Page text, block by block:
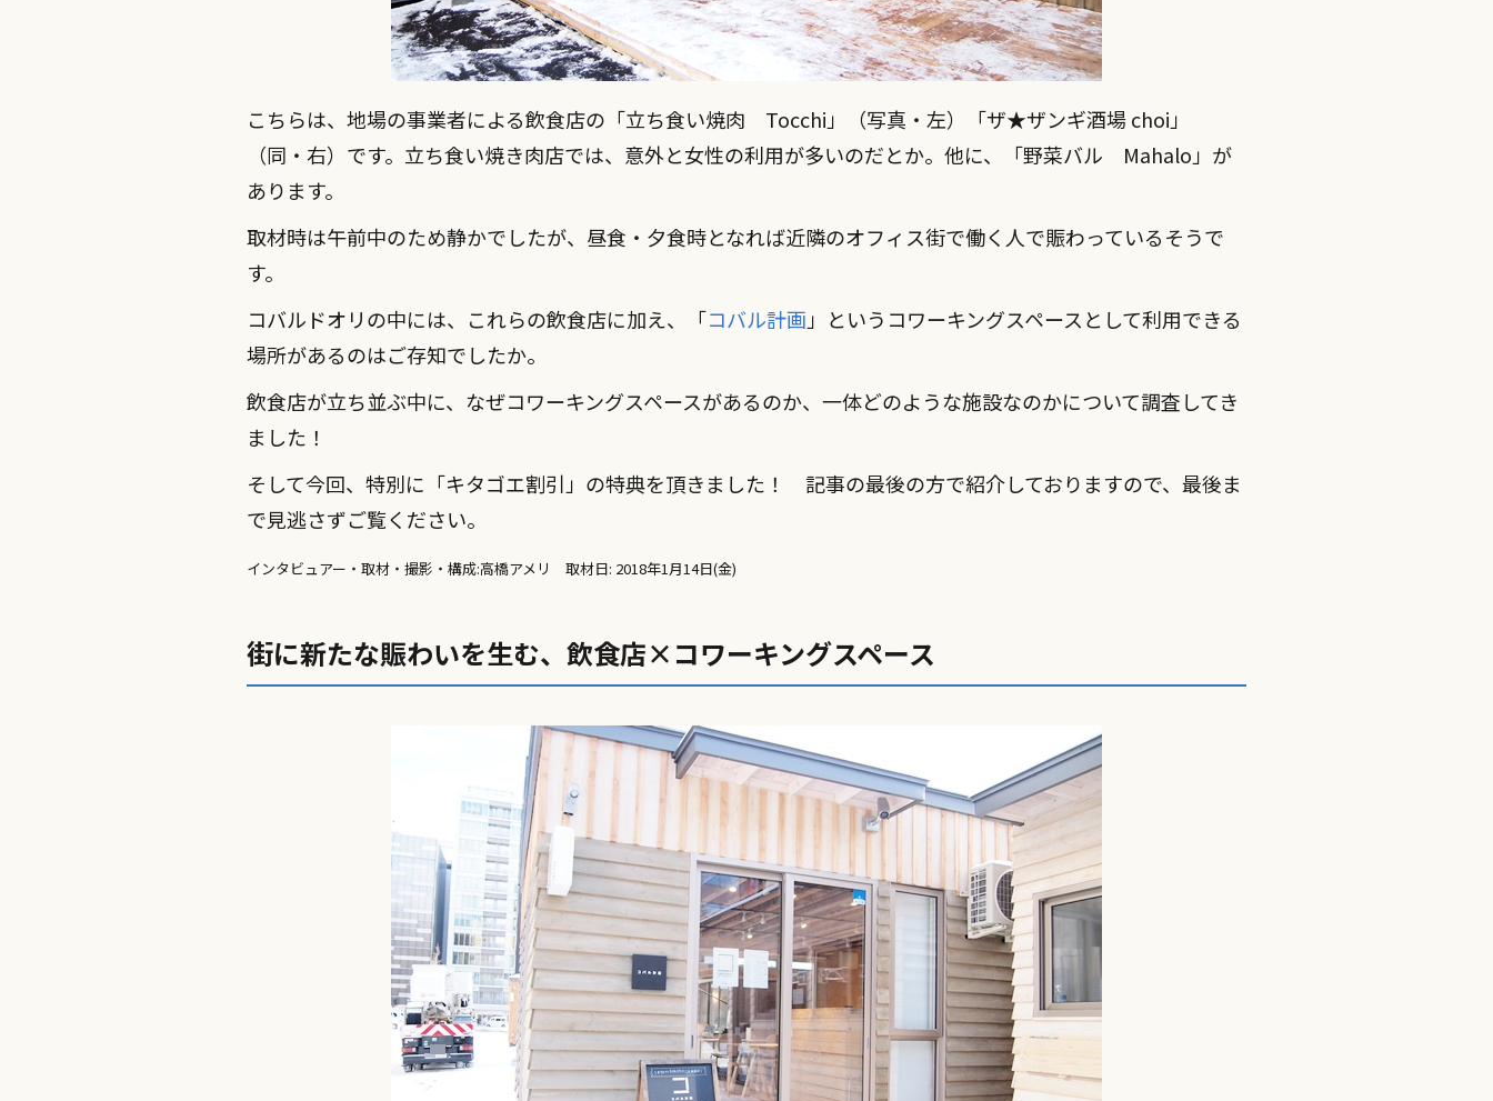
こちらは、地場の事業者による飲食店の「立ち食い焼肉 Tocchi」（写真・左）「ザ★ザンギ酒場 choi」
（同・右）です。立ち食い焼き肉店では、意外と女性の利用が多いのだとか。他に、「野菜バル Mahalo」が
あります。
取材時は午前中のため静かでしたが、昼食・夕食時となれば近隣のオフィス街で働く人で賑わっているそうで
す。
コバルドオリの中には、これらの飲食店に加え、「コバル計画 」というコワーキングスペースとして利用できる
場所があるのはご存知でしたか。
飲食店が立ち並ぶ中に、なぜコワーキングスペースがあるのか、一体どのような施設なのかについて調査してき
ました！
そして今回、特別に「キタゴエ割引」の特典を頂きました！ 記事の最後の方で紹介しておりますので、最後ま
で見逃さずご覧ください。
インタビュアー・取材・撮影・構成:高橋アメリ 取材日: 2018年1月14日(金)
街に新たな賑わいを生む、飲食店×コワーキングスペース